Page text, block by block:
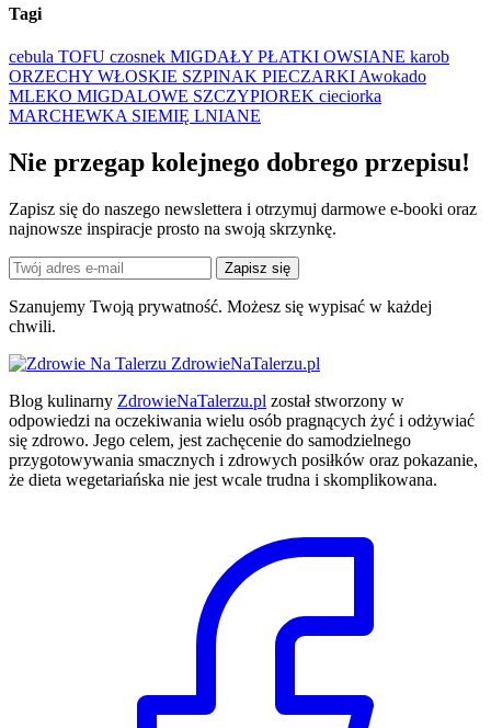
Tagi
cebula TOFU czosnek MIGDAŁY PŁATKI OWSIANE karob
ORZECHY WŁOSKIE SZPINAK PIECZARKI Awokado
MLEKO MIGDALOWE SZCZYPIOREK cieciorka
MARCHEWKA SIEMIĘ LNIANE
Nie przegap kolejnego dobrego przepisu!
Zapisz się do naszego newslettera i otrzymuj darmowe e-booki oraz
najnowsze inspiracje prosto na swoją skrzynkę.
Zapisz się
Szanujemy Twoją prywatność. Możesz się wypisać w każdej
chwili.
ZdrowieNaTalerzu.pl
Blog kulinarny ZdrowieNaTalerzu.pl został stworzony w
odpowiedzi na oczekiwania wielu osób pragnących żyć i odżywiać
się zdrowo. Jego celem, jest zachęcenie do samodzielnego
przygotowywania smacznych i zdrowych posiłków oraz pokazanie,
że dieta wegetariańska nie jest wcale trudna i skomplikowana.